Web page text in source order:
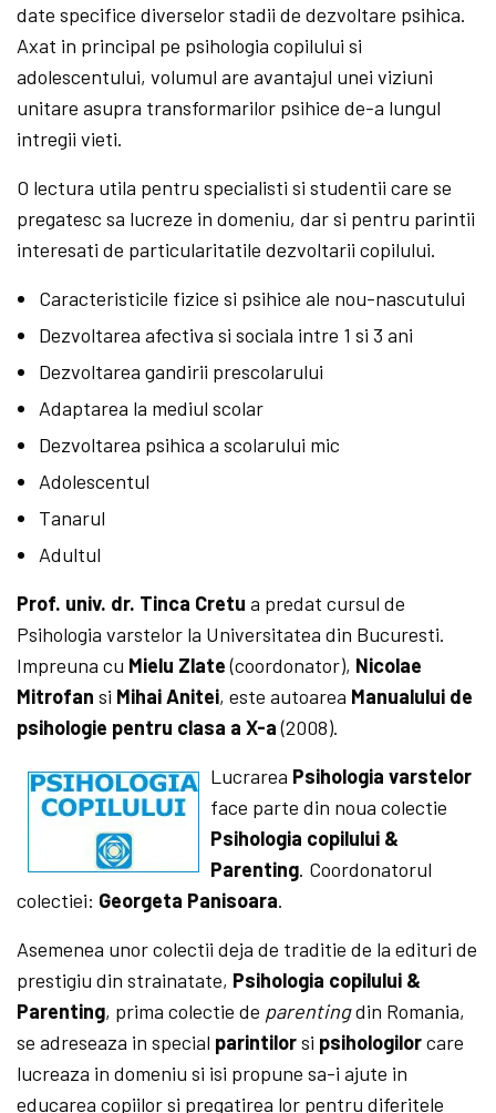
date specifice diverselor stadii de dezvoltare psihica.
Axat in principal pe psihologia copilului si
adolescentului, volumul are avantajul unei viziuni
unitare asupra transformarilor psihice de-a lungul
intregii vieti.
O lectura utila pentru specialisti si studentii care se
pregatesc sa lucreze in domeniu, dar si pentru parintii
interesati de particularitatile dezvoltarii copilului.
Caracteristicile fizice si psihice ale nou-nascutului
Dezvoltarea afectiva si sociala intre 1 si 3 ani
Dezvoltarea gandirii prescolarului
Adaptarea la mediul scolar
Dezvoltarea psihica a scolarului mic
Adolescentul
Tanarul
Adultul
Prof. univ. dr. Tinca Cretu a predat cursul de
Psihologia varstelor la Universitatea din Bucuresti.
Impreuna cu Mielu Zlate(coordonator), Nicolae
Mitrofan si Mihai Anitei, este autoarea Manualului de
psihologie pentru clasa a X-a(2008).
Lucrarea Psihologia varstelor
face parte din noua colectie
Psihologia copilului &
Parenting. Coordonatorul
colectiei: Georgeta Panisoara.
Asemenea unor colectii deja de traditie de la edituri de
prestigiu din strainatate, Psihologia copilului &
Parenting, prima colectie de parentingdin Romania,
se adreseaza in special parintilorsi psihologilorcare
lucreaza in domeniu si isi propune sa-i ajute in
educarea copiilor si pregatirea lor pentru diferitele